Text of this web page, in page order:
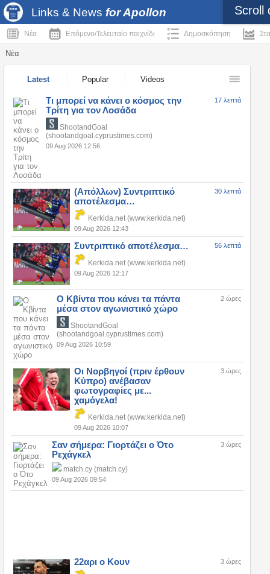
Links & News for Apollon
Νέα Επόμενο/Τελευταίο παιχνίδι Δημοσκόπηση
Νέα
Latest Popular Videos
Τι μπορεί να κάνει ο κόσμος την
Τρίτη για τον Λοσάδα
ShootandGoal
(shootandgoal.cyprustimes.com)
09 Aug 2026 12:56
17 λεπτά
(Απόλλων) Συντριπτικό
αποτέλεσμα…
Kerkida.net (www.kerkida.net)
09 Aug 2026 12:43
30 λεπτά
Συντριπτικό αποτέλεσμα…
Kerkida.net (www.kerkida.net)
09 Aug 2026 12:17
56 λεπτά
Ο Κβίντα που κάνει τα πάντα
μέσα στον αγωνιστικό χώρο
ShootandGoal
(shootandgoal.cyprustimes.com)
09 Aug 2026 10:59
2 ώρες
Οι Νορβηγοί (πριν έρθουν
Κύπρο) ανέβασαν
φωτογραφίες με...
χαμόγελα!
Kerkida.net (www.kerkida.net)
09 Aug 2026 10:07
3 ώρες
Σαν σήμερα: Γιορτάζει ο Ότο
Ρεχάγκελ
match.cy (match.cy)
09 Aug 2026 09:54
3 ώρες
22αρι ο Κουν 3 ώρες
Scroll